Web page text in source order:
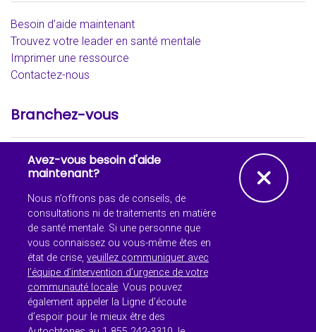
Avez-vous besoin d'aide
maintenant?
Nous n’offrons pas de conseils, de
consultations ni de traitements en matière
de santé mentale. Si une personne que
vous connaissez ou vous-même êtes en
état de crise, veuillez communiquer avec
l’équipe d’intervention d’urgence de votre
communauté locale. Vous pouvez
également appeler la Ligne d’écoute
d’espoir pour le mieux être des
Besoin d’aide maintenant
Trouvez votre leader en santé mentale
Imprimer une ressource
Contactez-nous
Branchez-vous
FacebookYouTubeInstagram -
© Droits d'auteur 2026 Santé
mentale en milieu scolaire
Ontario. Tous droits réservés
Les renseignements contenus sur notre site Web sont mis à